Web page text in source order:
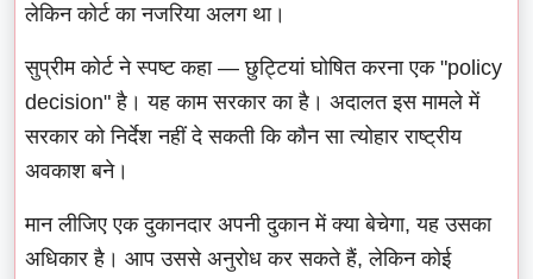
लेकिन कोर्ट का नजरिया अलग था।
सुप्रीम कोर्ट ने स्पष्ट कहा — छुट्टियां घोषित करना एक "policy
decision" है। यह काम सरकार का है। अदालत इस मामले में
सरकार को निर्देश नहीं दे सकती कि कौन सा त्योहार राष्ट्रीय
अवकाश बने।
मान लीजिए एक दुकानदार अपनी दुकान में क्या बेचेगा, यह उसका
अधिकार है। आप उससे अनुरोध कर सकते हैं, लेकिन कोई